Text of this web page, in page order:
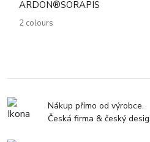
ARDON®SORAPIS
2 colours
Nákup přímo od výrobce.
Česká firma & český